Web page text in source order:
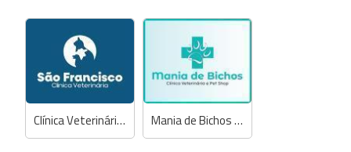
Clínica Veterinária e Pet Shop São Francisco Mania de Bichos Clínica Veterinária e Pet Shop